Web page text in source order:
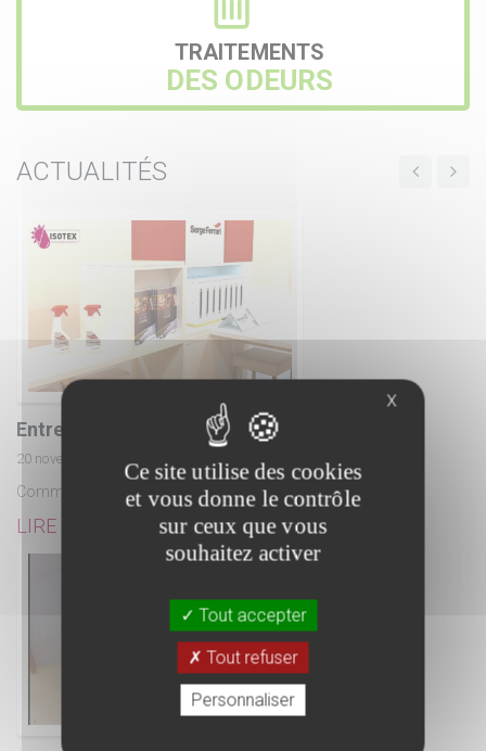
TRAITEMENTS
DES ODEURS
ACTUALITÉS
Entretien des toiles Serge Ferrari
20 novembre 2018
Comment entretenir votre toile Serge Ferrari ?
LIRE PLUS
X
Ce site utilise des cookies
et vous donne le contrôle
sur ceux que vous
souhaitez activer
Tout accepter
Tout refuser
Personnaliser